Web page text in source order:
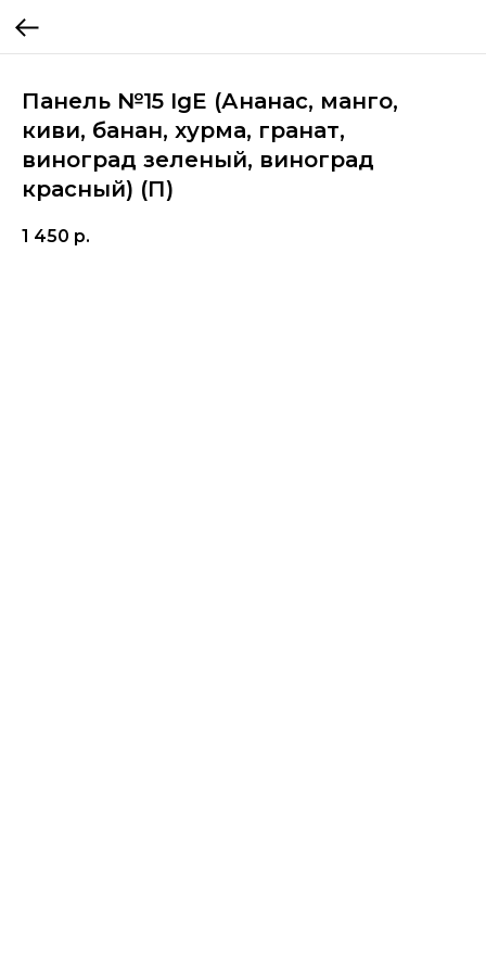
Панель №15 IgE (Ананас, манго,
киви, банан, хурма, гранат,
виноград зеленый, виноград
красный) (П)
1 450 р.